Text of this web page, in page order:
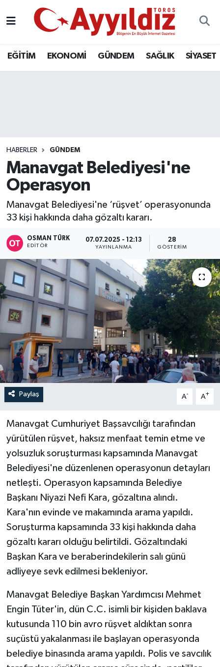
EĞİTİM EKONOMİ GÜNDEM SAĞLIK SİYASET
HABERLER GÜNDEM
Manavgat Belediyesi'ne
Operasyon
Manavgat Belediyesi'ne ‘rüşvet’ operasyonunda
33 kişi hakkında daha gözaltı kararı.
OSMAN TÜRK
EDITÖR
07.07.2025 - 12:13
YAYINLANMA
28
GÖSTERIM
Paylaş A- A+
Manavgat Cumhuriyet Başsavcılığı tarafından
yürütülen rüşvet, haksız menfaat temin etme ve
yolsuzluk soruşturması kapsamında Manavgat
Belediyesi'ne düzenlenen operasyonun detayları
netleşti. Operasyon kapsamında Belediye
Başkanı Niyazi Nefi Kara, gözaltına alındı.
Kara'nın evinde ve makamında arama yapıldı.
Soruşturma kapsamında 33 kişi hakkında daha
gözaltı kararı olduğu belirtildi. Gözaltındaki
Başkan Kara ve beraberindekilerin salı günü
adliyeye sevk edilmesi bekleniyor.
Manavgat Belediye Başkan Yardımcısı Mehmet
Engin Tüter'in, dün C.C. isimli bir kişiden baklava
kutusunda 110 bin avro rüşvet aldıktan sonra
suçüstü yakalanması ile başlayan operasyonda
belediye binasında arama yapıldı. Polis ve savcılık